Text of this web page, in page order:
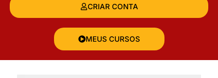
CRIAR CONTA
MEUS CURSOS